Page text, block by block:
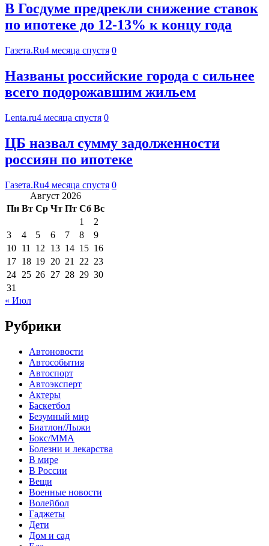
В Госдуме предрекли снижение ставок
по ипотеке до 12-13% к концу года
Газета.Ru4 месяца спустя 0
Названы российские города с сильнее
всего подорожавшим жильем
Lenta.ru4 месяца спустя 0
ЦБ назвал сумму задолженности
россиян по ипотеке
Газета.Ru4 месяца спустя 0
Август 2026
Пн Вт Ср Чт Пт Сб Вс
1
2
3
4 5 6 7 8
9
10 11 12 13 14 15 16
17 18 19 20 21 22 23
24 25 26 27 28 29 30
31
« Июл
Рубрики
Автоновости
Автособытия
Автоспорт
Автоэксперт
Актеры
Баскетбол
Безумный мир
Биатлон/Лыжи
Бокс/MMA
Болезни и лекарства
В мире
В России
Вещи
Военные новости
Волейбол
Гаджеты
Дети
Дом и сад